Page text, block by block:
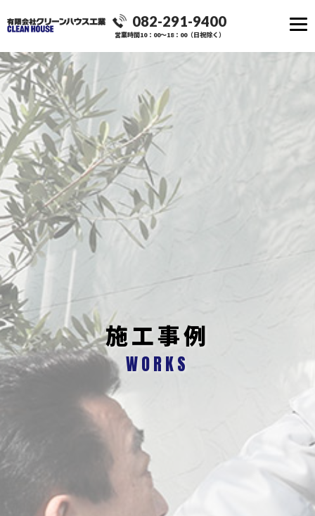
082-291-9400
営業時間10：00～18：00（日祝除く）
施工事例
WORKS